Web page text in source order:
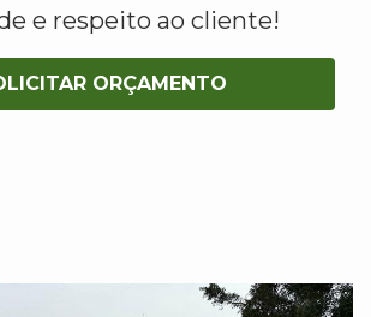
e respeito ao cliente!
ORÇAMENTO